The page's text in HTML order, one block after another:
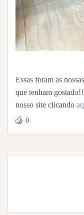
Essas foram as
que tenham
nosso site clicando
0